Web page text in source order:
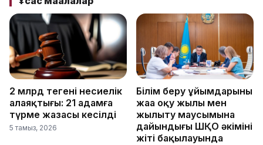
2 млрд теңгенің несиелік
алаяқтығы: 21 адамға
түрме жазасы кесілді
5 тамыз, 2026
Білім беру ұйымдарының
жаңа оқу жылы мен
жылыту маусымына
дайындығы ШҚО әкімінің
жіті бақылауында